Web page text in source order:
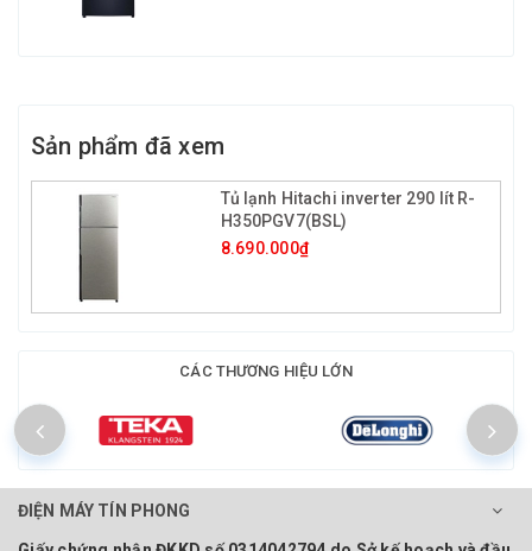
Sản phẩm đã xem
Tủ lạnh Hitachi inverter 290 lít R-
H350PGV7(BSL)
8.690.000₫
CÁC THƯƠNG HIỆU LỚN
ĐIỆN MÁY TÍN PHONG